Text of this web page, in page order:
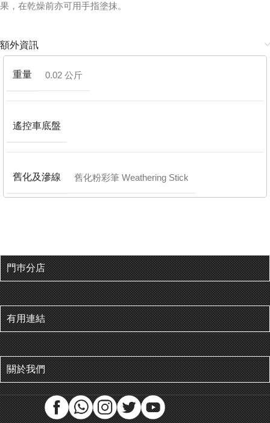
果，在乾燥前亦可用手指塗抹。
額外資訊
重量 0.02 公斤
遙控車底盤
舊化及滲線 舊化粉彩筆 Weathering Stick
門巿分店
有用連結
關於我們